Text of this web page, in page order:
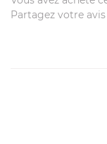
Partagez votre